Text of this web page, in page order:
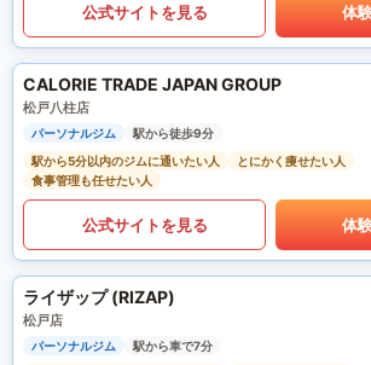
公式サイトを見る 体
CALORIE TRADE JAPAN GROUP
松戸八柱店
パーソナルジム
駅から徒歩9分
駅から5分以内のジムに通いたい人
とにかく痩せたい人
食事管理も任せたい人
公式サイトを見る 体
ライザップ (RIZAP)
松戸店
パーソナルジム
駅から車で7分